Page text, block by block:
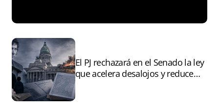
El PJ rechazará en el Senado la ley
que acelera desalojos y reduce